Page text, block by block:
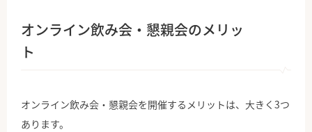
オンライン飲み会・懇親会のメリッ
ト
オンライン飲み会・懇親会を開催するメリットは、大きく3つ
あります。